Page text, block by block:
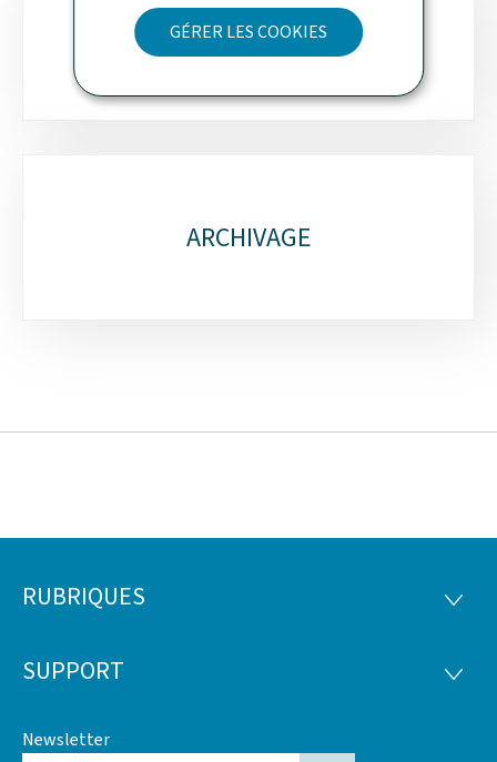
GÉRER LES COOKIES
VIDÉOSURVEILLANCE
ARCHIVAGE
Pied
page
RUBRIQUES
SUPPORT
Newsletter